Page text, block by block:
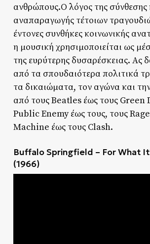
ανθρώπους.Ο λόγος της σύνθεσης
αναπαραγωγής τέτοιων
έντονες συνθήκες κοινωνικής
η μουσική χρησιμοποιείται ως
της ευρύτερης δυσαρέσκειας. Ας
από τα σπουδαιότερα πολιτικά
τα δικαιώματα, τον αγώνα και
από τους Beatles έως τους Green
Public Enemy έως τους, τους
Machine έως τους Clash.
Buffalo Springfield – For What
(1966)